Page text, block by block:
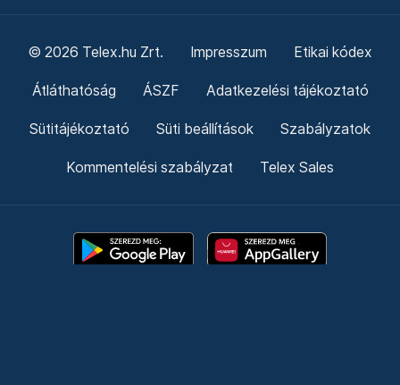
© 2026 Telex.hu Zrt. Impresszum Etikai kódex
Átláthatóság ÁSZF Adatkezelési tájékoztató
Sütitájékoztató Süti beállítások Szabályzatok
Kommentelési szabályzat Telex Sales